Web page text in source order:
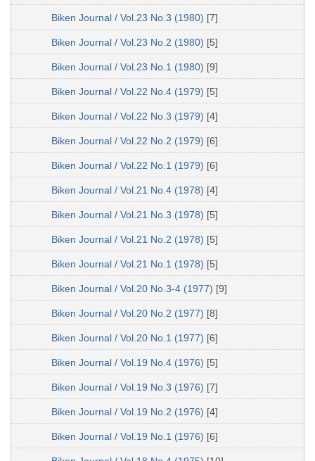
Biken Journal / Vol.23 No.3 (1980) [7]
Biken Journal / Vol.23 No.2 (1980) [5]
Biken Journal / Vol.23 No.1 (1980) [9]
Biken Journal / Vol.22 No.4 (1979) [5]
Biken Journal / Vol.22 No.3 (1979) [4]
Biken Journal / Vol.22 No.2 (1979) [6]
Biken Journal / Vol.22 No.1 (1979) [6]
Biken Journal / Vol.21 No.4 (1978) [4]
Biken Journal / Vol.21 No.3 (1978) [5]
Biken Journal / Vol.21 No.2 (1978) [5]
Biken Journal / Vol.21 No.1 (1978) [5]
Biken Journal / Vol.20 No.3-4 (1977) [9]
Biken Journal / Vol.20 No.2 (1977) [8]
Biken Journal / Vol.20 No.1 (1977) [6]
Biken Journal / Vol.19 No.4 (1976) [5]
Biken Journal / Vol.19 No.3 (1976) [7]
Biken Journal / Vol.19 No.2 (1976) [4]
Biken Journal / Vol.19 No.1 (1976) [6]